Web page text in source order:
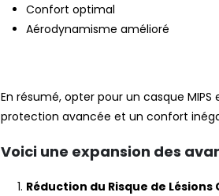
Confort optimal
Aérodynamisme amélioré
En résumé, opter pour un casque
protection avancée et un confort
Voici une expansion des
Réduction du Risque de Lésions